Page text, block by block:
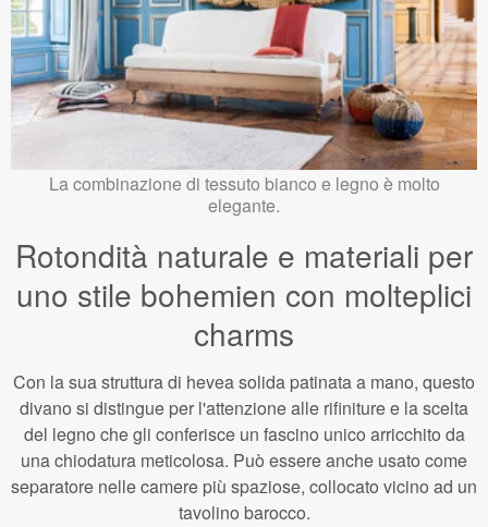
La combinazione di tessuto bianco e legno è molto
elegante.
Rotondità naturale e materiali per
uno stile bohemien con molteplici
charms
Con la sua struttura di hevea solida patinata a mano, questo
divano si distingue per l'attenzione alle rifiniture e la scelta
del legno che gli conferisce un fascino unico arricchito da
una chiodatura meticolosa. Può essere anche usato come
separatore nelle camere più spaziose, collocato vicino ad un
tavolino barocco.